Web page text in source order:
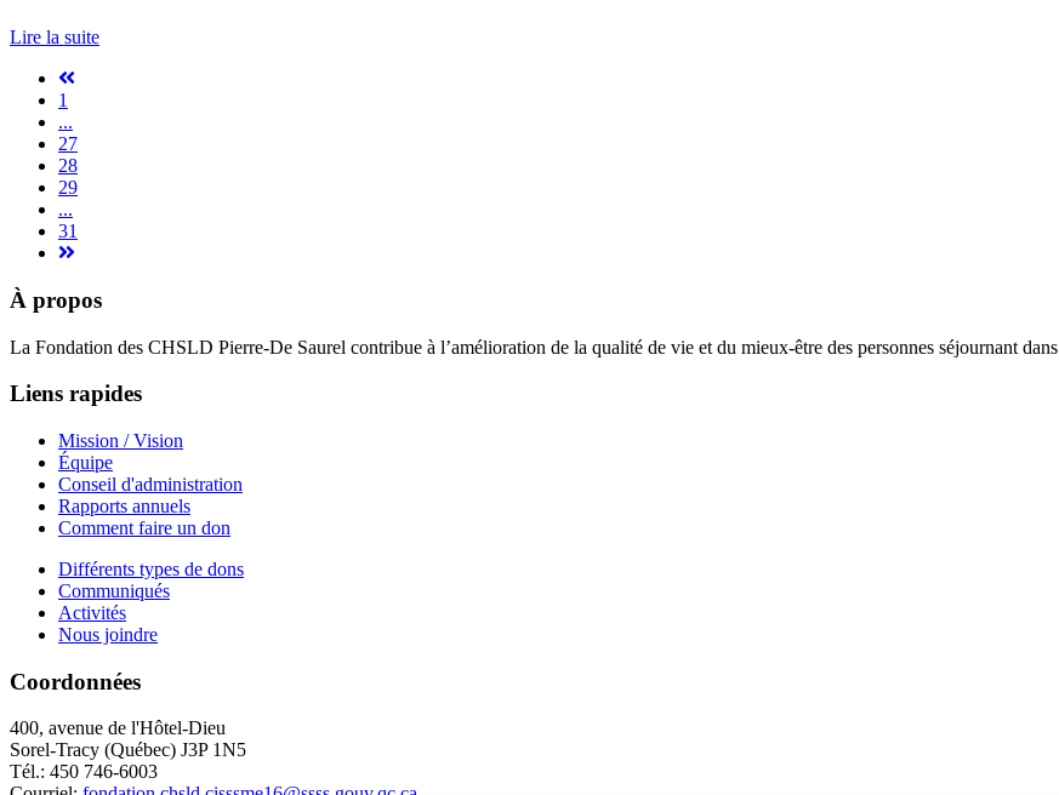
Lire la suite
1
...
27
28
29
...
31
À propos
La Fondation des CHSLD Pierre-De Saurel contribue à l’amélioration de la qualité de vie et du mieux-être des personnes séjournant
Liens rapides
Mission / Vision
Équipe
Conseil d'administration
Rapports annuels
Comment faire un don
Différents types de dons
Communiqués
Activités
Nous joindre
Coordonnées
400, avenue de l'Hôtel-Dieu
Sorel-Tracy (Québec) J3P 1N5
Tél.: 450 746-6003